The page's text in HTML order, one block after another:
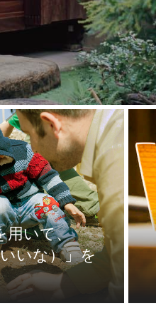
用いて、
いな）」を